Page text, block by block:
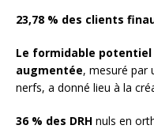
23,78 % des clients
Le formidable potentiel
augmentée, mesuré par
nerfs, a donné lieu à la
36 % des DRH nuls en